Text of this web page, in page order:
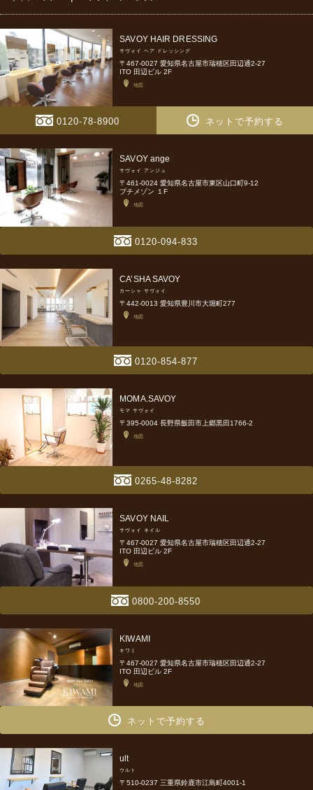
SAVOY HAIR DRESSING
サヴォイ ヘア ドレッシング
〒467-0027 愛知県名古屋市瑞穂区田辺通2-27
ITO 田辺ビル 2F
地図
0120-78-8900 ネットで予約する
SAVOY ange
サヴォイ アンジュ
〒461-0024 愛知県名古屋市東区山口町9-12
プチメゾン １F
地図
0120-094-833
CA’SHA SAVOY
カーシャ サヴォイ
〒442-0013 愛知県豊川市大堀町277
地図
0120-854-877
MOMA.SAVOY
モマ サヴォイ
〒395-0004 長野県飯田市上郷黒田1766-2
地図
0265-48-8282
SAVOY NAIL
サヴォイ ネイル
〒467-0027 愛知県名古屋市瑞穂区田辺通2-27
ITO 田辺ビル 2F
地図
0800-200-8550
KIWAMI
キワミ
〒467-0027 愛知県名古屋市瑞穂区田辺通2-27
ITO 田辺ビル 2F
地図
ネットで予約する
ult
ウルト
〒510-0237 三重県鈴鹿市江島町4001-1